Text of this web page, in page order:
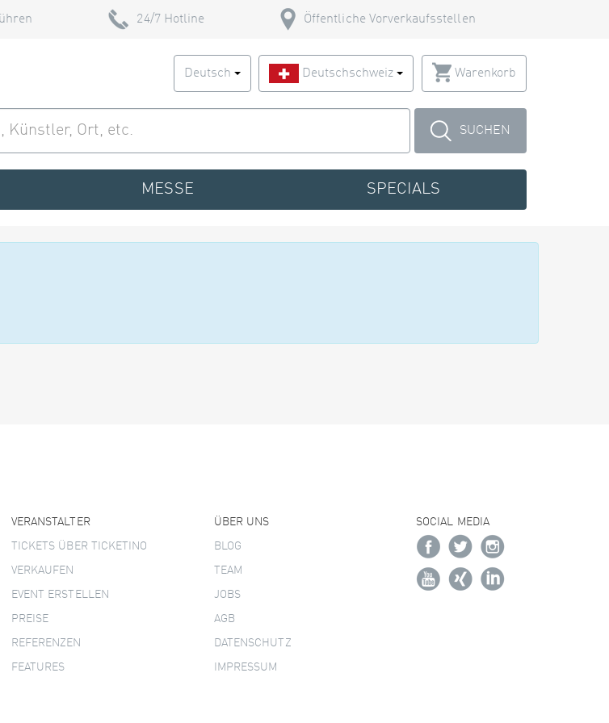
24/7 Hotline Öffentliche Vorverkaufsstellen
Deutsch Deutschschweiz Warenkorb
SUCHEN
MESSE SPECIALS
VERANSTALTER
TICKETS ÜBER TICKETINO
VERKAUFEN
EVENT ERSTELLEN
PREISE
REFERENZEN
FEATURES
ÜBER UNS
BLOG
TEAM
JOBS
AGB
DATENSCHUTZ
IMPRESSUM
SOCIAL MEDIA